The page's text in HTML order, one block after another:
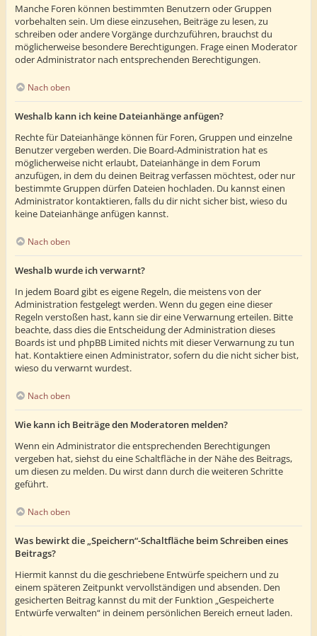
Manche Foren können bestimmten Benutzern oder Gruppen
vorbehalten sein. Um diese einzusehen, Beiträge zu lesen, zu
schreiben oder andere Vorgänge durchzuführen, brauchst du
möglicherweise besondere Berechtigungen. Frage einen Moderator
oder Administrator nach entsprechenden Berechtigungen.
Nach oben
Weshalb kann ich keine Dateianhänge anfügen?
Rechte für Dateianhänge können für Foren, Gruppen und einzelne
Benutzer vergeben werden. Die Board-Administration hat es
möglicherweise nicht erlaubt, Dateianhänge in dem Forum
anzufügen, in dem du deinen Beitrag verfassen möchtest, oder nur
bestimmte Gruppen dürfen Dateien hochladen. Du kannst einen
Administrator kontaktieren, falls du dir nicht sicher bist, wieso du
keine Dateianhänge anfügen kannst.
Nach oben
Weshalb wurde ich verwarnt?
In jedem Board gibt es eigene Regeln, die meistens von der
Administration festgelegt werden. Wenn du gegen eine dieser
Regeln verstoßen hast, kann sie dir eine Verwarnung erteilen. Bitte
beachte, dass dies die Entscheidung der Administration dieses
Boards ist und phpBB Limited nichts mit dieser Verwarnung zu tun
hat. Kontaktiere einen Administrator, sofern du die nicht sicher bist,
wieso du verwarnt wurdest.
Nach oben
Wie kann ich Beiträge den Moderatoren melden?
Wenn ein Administrator die entsprechenden Berechtigungen
vergeben hat, siehst du eine Schaltfläche in der Nähe des Beitrags,
um diesen zu melden. Du wirst dann durch die weiteren Schritte
geführt.
Nach oben
Was bewirkt die „Speichern“-Schaltfläche beim Schreiben eines
Beitrags?
Hiermit kannst du die geschriebene Entwürfe speichern und zu
einem späteren Zeitpunkt vervollständigen und absenden. Den
gesicherten Beitrag kannst du mit der Funktion „Gespeicherte
Entwürfe verwalten“ in deinem persönlichen Bereich erneut laden.